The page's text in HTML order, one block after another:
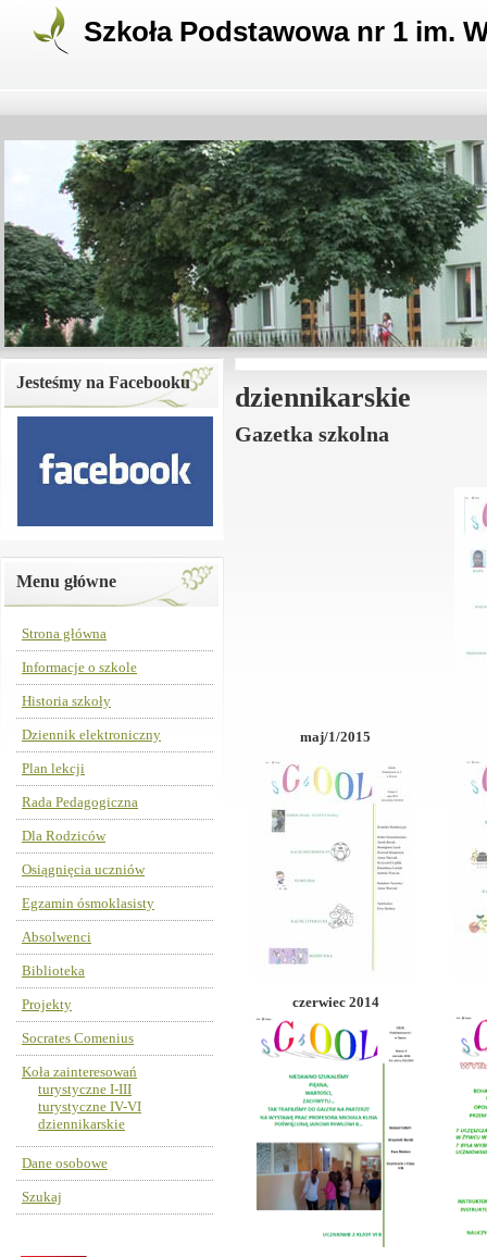
Szkoła Podstawowa nr 1 im.
Jesteśmy na Facebooku
Menu główne
Strona główna
Informacje o szkole
Historia szkoły
Dziennik elektroniczny
Plan lekcji
Rada Pedagogiczna
Dla Rodziców
Osiągnięcia uczniów
Egzamin ósmoklasisty
Absolwenci
Biblioteka
Projekty
Socrates Comenius
Koła zainteresowań
turystyczne I-III
turystyczne IV-VI
dziennikarskie
Dane osobowe
Szukaj
dziennikarskie
Gazetka szkolna
maj/1/2015
czerwiec 2014